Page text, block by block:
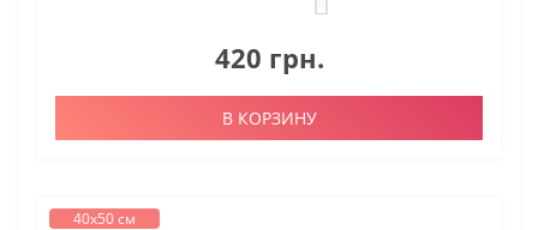
420 грн.
В КОРЗИНУ
40х50 см